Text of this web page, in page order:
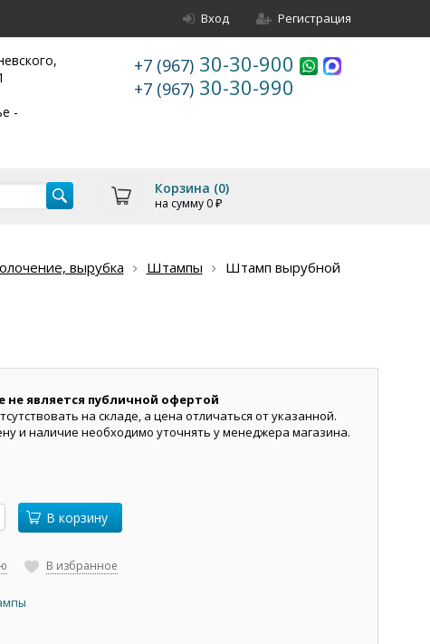
Вход Регистрация
-
+7 (967) 30-30-900
+7 (967) 30-30-990
Корзина (0)
на сумму 0 ₽
вырубка Штампы
Штамп вырубной
не является публичной офертой
на складе, а цена отличаться от указанной.
и наличие необходимо уточнять у менеджера магазина.
В корзину
В избранное